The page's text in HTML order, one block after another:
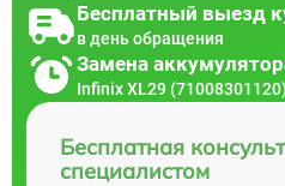
Бесплатный выезд
в день обращения
Замена
Infinix XL29
Бесплатная
специалистом